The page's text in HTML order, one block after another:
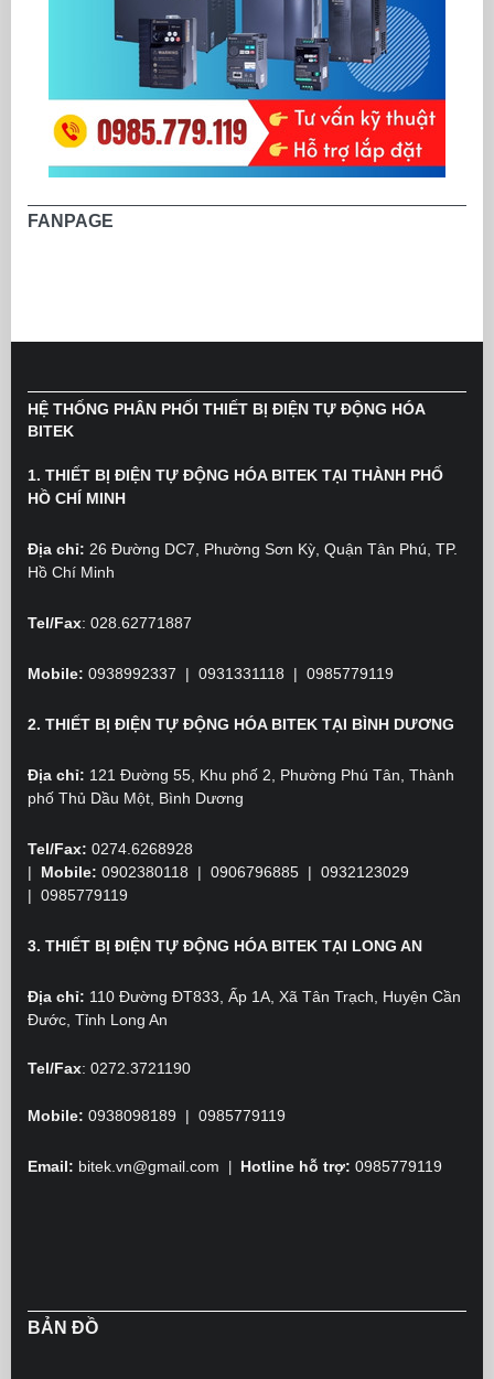
FANPAGE
HỆ THỐNG PHÂN PHỐI THIẾT BỊ ĐIỆN TỰ ĐỘNG HÓA
BITEK
1. THIẾT BỊ ĐIỆN TỰ ĐỘNG HÓA BITEK TẠI THÀNH PHỐ
HỒ CHÍ MINH
Địa chỉ: 26 Đường DC7, Phường Sơn Kỳ, Quận Tân Phú, TP.
Hồ Chí Minh
Tel/Fax: 028.62771887
Mobile: 0938992337 | 0931331118 | 0985779119
2. THIẾT BỊ ĐIỆN TỰ ĐỘNG HÓA BITEK TẠI BÌNH DƯƠNG
Địa chỉ: 121 Đường 55, Khu phố 2, Phường Phú Tân, Thành
phố Thủ Dầu Một, Bình Dương
Tel/Fax: 0274.6268928
|
Mobile: 0902380118 | 0906796885 | 0932123029
| 0985779119
3. THIẾT BỊ ĐIỆN TỰ ĐỘNG HÓA BITEK TẠI LONG AN
Địa chỉ: 110 Đường ĐT833, Ấp 1A, Xã Tân Trạch, Huyện Cần
Đước, Tỉnh Long An
Tel/Fax: 0272.3721190
Mobile: 0938098189 | 0985779119
Email: bitek.vn@gmail.com | Hotline hỗ trợ: 0985779119
BẢN ĐỒ